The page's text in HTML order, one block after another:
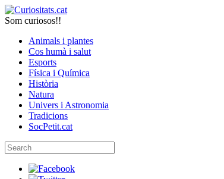
Som curiosos!!
Animals i plantes
Cos humà i salut
Esports
Física i Química
Història
Natura
Univers i Astronomia
Tradicions
SocPetit.cat